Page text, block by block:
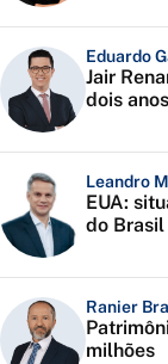
Eduardo
Jair
dois anos
Leandro
EUA:
do Brasil
Ranier
milhões